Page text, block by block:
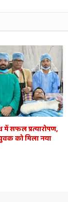
में सफल प्रत्यारोपण,
को मिला नया